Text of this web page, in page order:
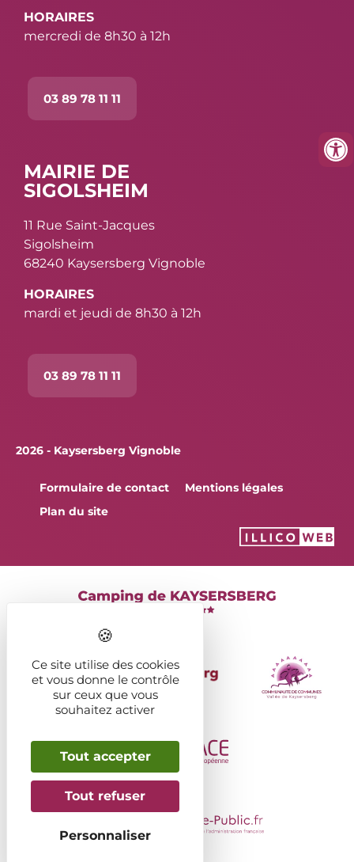
HORAIRES
mercredi de 8h30 à 12h
03 89 78 11 11
MAIRIE DE
SIGOLSHEIM
11 Rue Saint-Jacques
Sigolsheim
68240 Kaysersberg Vignoble
HORAIRES
mardi et jeudi de 8h30 à 12h
03 89 78 11 11
2026 - Kaysersberg Vignoble
Formulaire de contact
Mentions légales
Plan du site
Ce site utilise des cookies
et vous donne le contrôle
sur ceux que vous
souhaitez activer
Tout accepter
Tout refuser
Personnaliser